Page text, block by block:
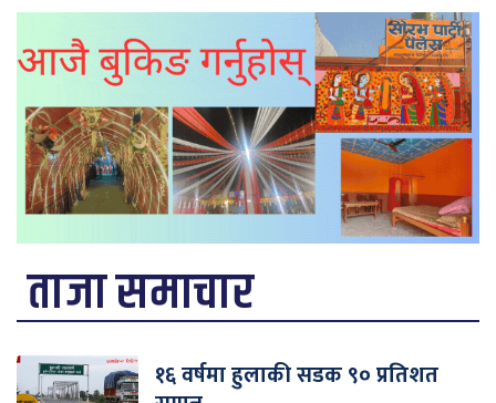
ताजा समाचार
१६ वर्षमा हुलाकी सडक ९० प्रतिशत